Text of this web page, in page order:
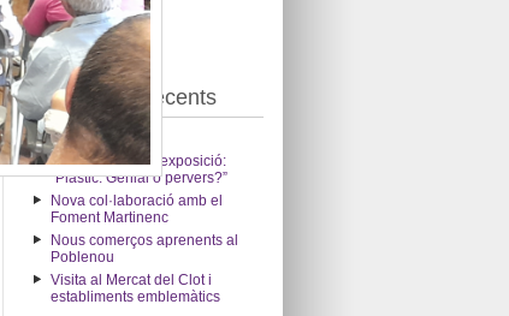
Viu Sant Martí
VxL
Entrades recents
Ànima
Inauguració de l’exposició:
“Plàstic. Genial o pervers?”
Nova col·laboració amb el
Foment Martinenc
Nous comerços aprenents al
Poblenou
Visita al Mercat del Clot i
establiments emblemàtics